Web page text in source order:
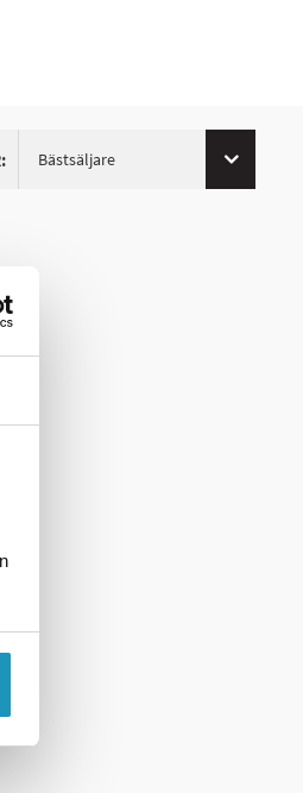
Bästsäljare